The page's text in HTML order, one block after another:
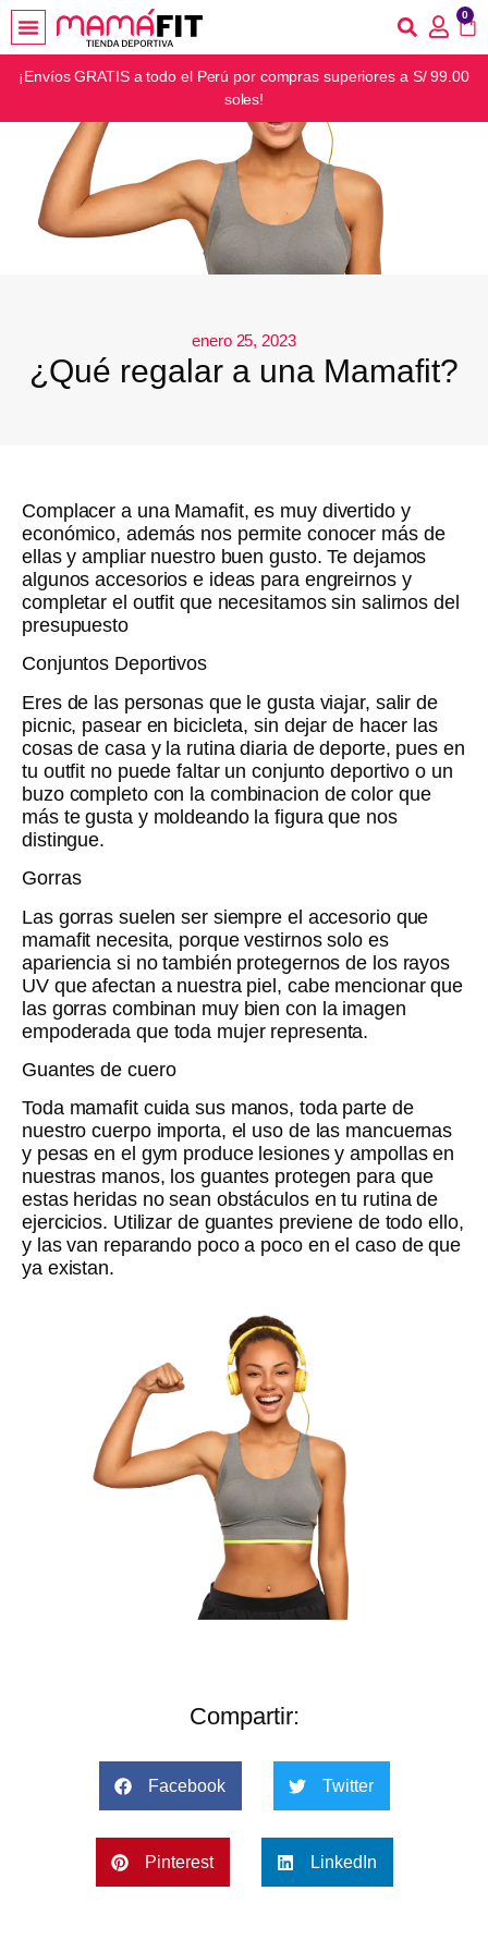
0
¡Envíos GRATIS a todo el Perú por compras superiores a S/ 99.00
soles!
enero 25, 2023
¿Qué regalar a una Mamafit?
Complacer a una Mamafit, es muy divertido y
económico, además nos permite conocer más de
ellas y ampliar nuestro buen gusto. Te dejamos
algunos accesorios e ideas para engreirnos y
completar el outfit que necesitamos sin salirnos del
presupuesto
Conjuntos Deportivos
Eres de las personas que le gusta viajar, salir de
picnic, pasear en bicicleta, sin dejar de hacer las
cosas de casa y la rutina diaria de deporte, pues en
tu outfit no puede faltar un conjunto deportivo o un
buzo completo con la combinacion de color que
más te gusta y moldeando la figura que nos
distingue.
Gorras
Las gorras suelen ser siempre el accesorio que
mamafit necesita, porque vestirnos solo es
apariencia si no también protegernos de los rayos
UV que afectan a nuestra piel, cabe mencionar que
las gorras combinan muy bien con la imagen
empoderada que toda mujer representa.
Guantes de cuero
Toda mamafit cuida sus manos, toda parte de
nuestro cuerpo importa, el uso de las mancuernas
y pesas en el gym produce lesiones y ampollas en
nuestras manos, los guantes protegen para que
estas heridas no sean obstáculos en tu rutina de
ejercicios. Utilizar de guantes previene de todo ello,
y las van reparando poco a poco en el caso de que
ya existan.
Compartir:
Facebook Twitter
Pinterest LinkedIn